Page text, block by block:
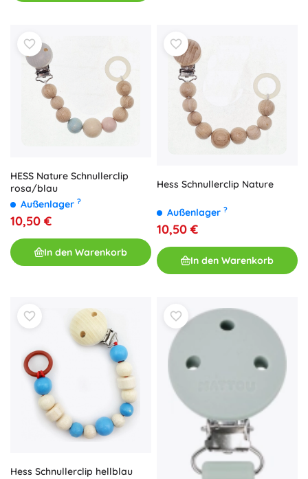
HESS Nature Schnullerclip
rosa/blau
Außenlager ?
10,50 €
In den Warenkorb
Hess Schnullerclip Nature
Außenlager ?
10,50 €
In den Warenkorb
Hess Schnullerclip hellblau